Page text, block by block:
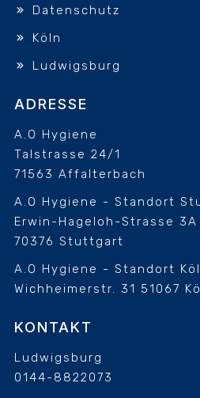
Datenschutz
Köln
Ludwigsburg
ADRESSE
A.O Hygiene
Talstrasse 24/1
71563 Affalterbach
A.O Hygiene - Standort
Erwin-Hageloh-Strasse 3A
70376 Stuttgart
A.O Hygiene - Standort
Wichheimerstr. 31 51067
KONTAKT
Ludwigsburg
0144-8822073